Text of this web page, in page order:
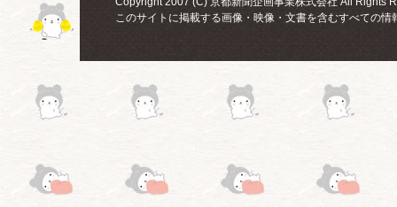
このサイトに掲載する画像・映像・文書を含むすべての